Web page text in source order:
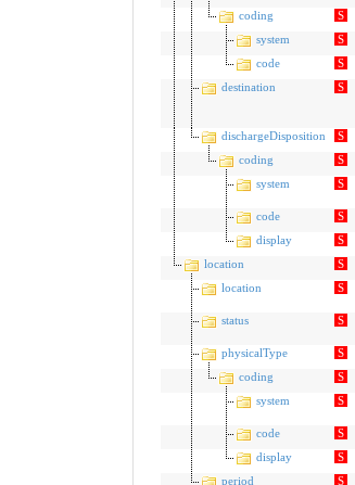
coding
S
system
S
code
S
destination
S
dischargeDisposition S
coding
S
system
S
code
S
display
S
location
S
location
S
status S
physicalType
S
coding
S
system
S
code
S
display
S
period
S